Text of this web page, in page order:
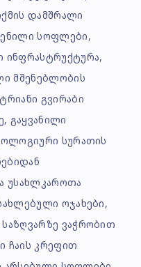
დამშრალი
სოფლები,
ინფრასტრუქტურა,
მშენებლობის
გვირაბი
გაყვანილი
სურათის
უსახლკაროთა
ოჯახები,
ვაჭრობით
ჩაის კრეფით